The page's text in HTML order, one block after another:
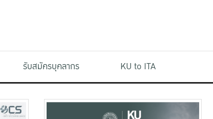
รับสมัครบุคลากร KU to ITA